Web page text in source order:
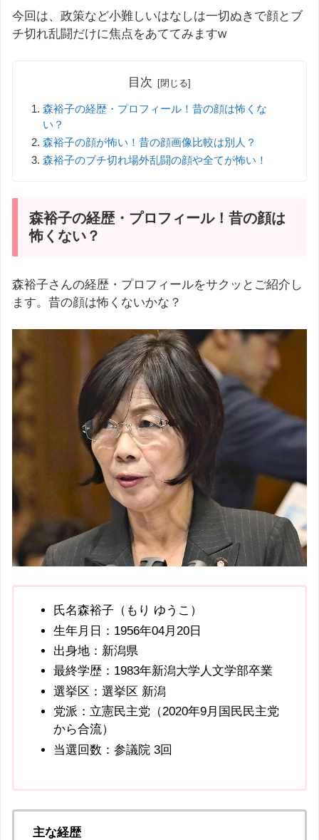
今回は、政策など小難しいはなしは一切ぬきで顔とブ
チ切れ乱闘だけに焦点をあててみますw
目次
森裕子の経歴・プロフィール！昔の顔は怖くな
い？
森裕子の顔が怖い！昔の顔画像比較は別人？
森裕子のブチ切れ場外乱闘の顔や全てが怖い！
森裕子の経歴・プロフィール！昔の顔は
怖くない？
森裕子さんの経歴・プロフィールをサクッとご紹介し
ます。昔の顔は怖くないかな？
氏名森裕子（もり ゆうこ）
生年月日：1956年04月20日
出身地：新潟県
最終学歴：1983年新潟大学人文学部卒業
選挙区：選挙区 新潟
党派：立憲民主党（2020年9月国民民主党
から合流）
当選回数：参議院 3回
主な経歴